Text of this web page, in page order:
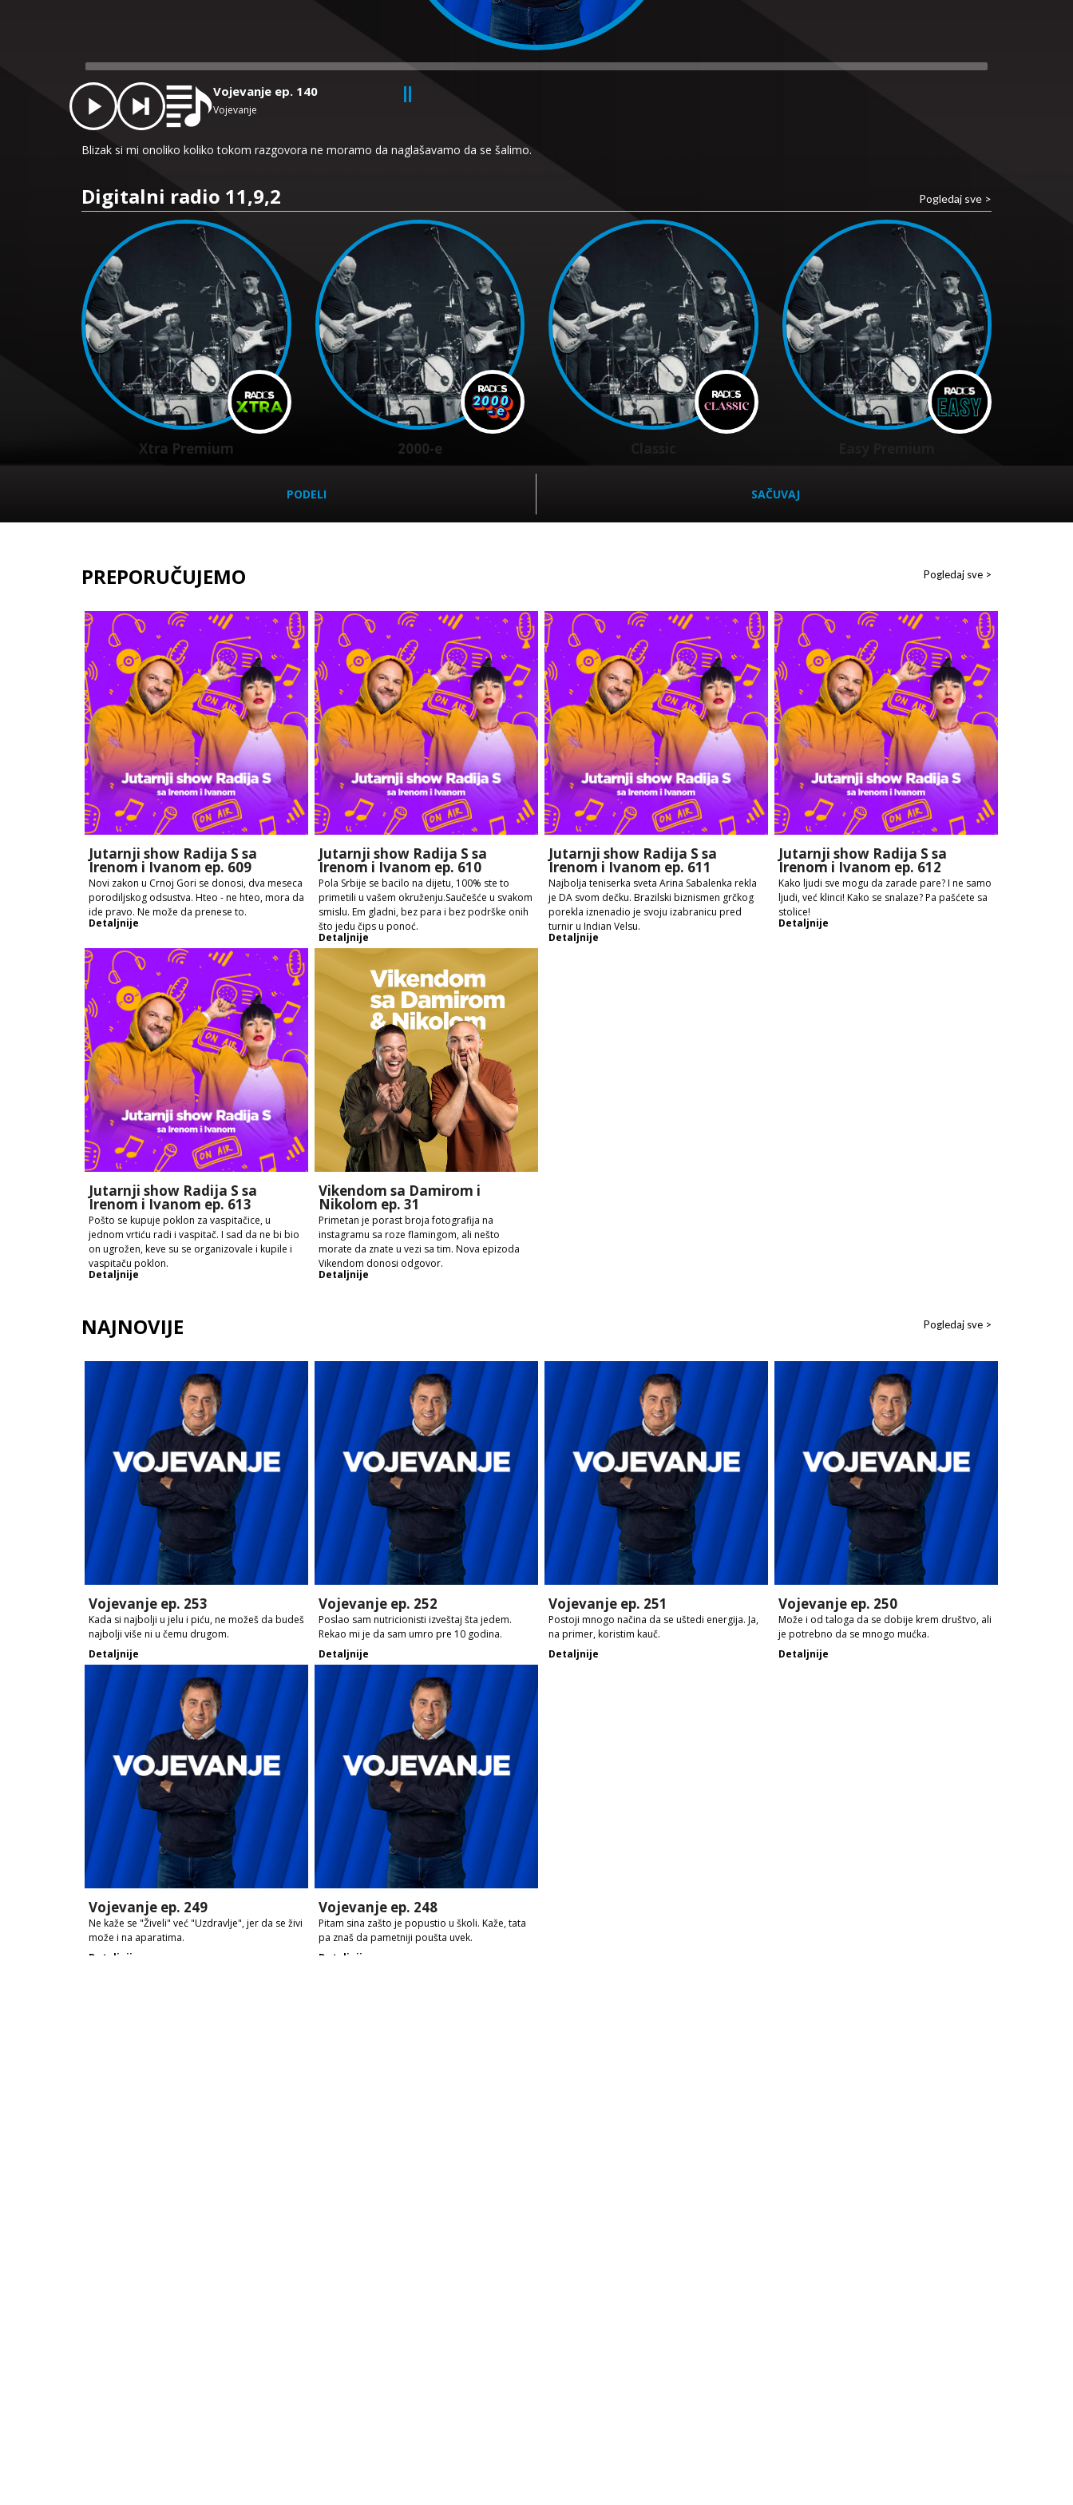
Player
Vojevanje ep. 140
Vojevanje
Blizak si mi onoliko koliko tokom razgovora ne moramo da naglašavamo da se šalimo.
Digitalni radio 11,9,2 Pogledaj sve >
Xtra Premium 2000-e
PODELI SAČUVAJ
PREPORUČUJEMO Pogledaj sve >
Jutarnji show Radija S sa
Irenom i Ivanom ep. 609
Novi zakon u Crnoj Gori se donosi, dva meseca
porodiljskog odsustva. Hteo - ne hteo, mora da
ide pravo. Ne može da prenese to.
Detaljnije
Jutarnji show Radija S sa
Irenom i Ivanom ep. 610
Pola Srbije se bacilo na dijetu, 100% ste to
primetili u vašem okruženju.Saučešće u svakom
smislu. Em gladni, bez para i bez podrške onih
što jedu čips u ponoć.
Detaljnije
Jutarnji show Radija S sa
Irenom i Ivanom ep. 611
Najbolja teniserka sveta Arina Sabalenka rekla
je DA svom dečku. Brazilski biznismen grčkog
porekla iznenadio je svoju izabranicu pred
turnir u Indian Velsu.
Detaljnije
Jutarnji show Radija S sa
Irenom i Ivanom ep. 612
Kako ljudi sve mogu da zarade pare? I ne samo
ljudi, već klinci! Kako se snalaze? Pa pašćete sa
stolice!
Detaljnije
Jutarnji show Radija S sa
Irenom i Ivanom ep. 613
Pošto se kupuje poklon za vaspitačice, u
jednom vrtiću radi i vaspitač. I sad da ne bi bio
on ugrožen, keve su se organizovale i kupile i
vaspitaču poklon.
Detaljnije
Vikendom sa Damirom i
Nikolom ep. 31
Primetan je porast broja fotografija na
instagramu sa roze flamingom, ali nešto
morate da znate u vezi sa tim. Nova epizoda
Vikendom donosi odgovor.
Detaljnije
NAJNOVIJE Pogledaj sve >
Vojevanje ep. 253
Kada si najbolji u jelu i piću, ne možeš da budeš
najbolji više ni u čemu drugom.
Detaljnije
Vojevanje ep. 252
Poslao sam nutricionisti izveštaj šta jedem.
Rekao mi je da sam umro pre 10 godina.
Detaljnije
Vojevanje ep. 251
Postoji mnogo načina da se uštedi energija. Ja,
na primer, koristim kauč.
Detaljnije
Vojevanje ep. 250
Može i od taloga da se dobije krem društvo, ali
je potrebno da se mnogo mućka.
Detaljnije
Vojevanje ep. 249
Ne kaže se "Živeli" već "Uzdravlje", jer da se živi
može i na aparatima.
Detaljnije
Vojevanje ep. 248
Pitam sina zašto je popustio u školi. Kaže, tata
pa znaš da pametniji poušta uvek.
Detaljnije